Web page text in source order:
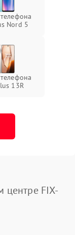
Nord 5
13R
центре FIX-